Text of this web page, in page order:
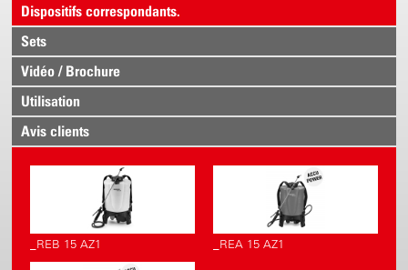
Dispositifs correspondants.
Sets
Vidéo / Brochure
Utilisation
Avis clients
_REB 15 AZ1 _REA 15 AZ1